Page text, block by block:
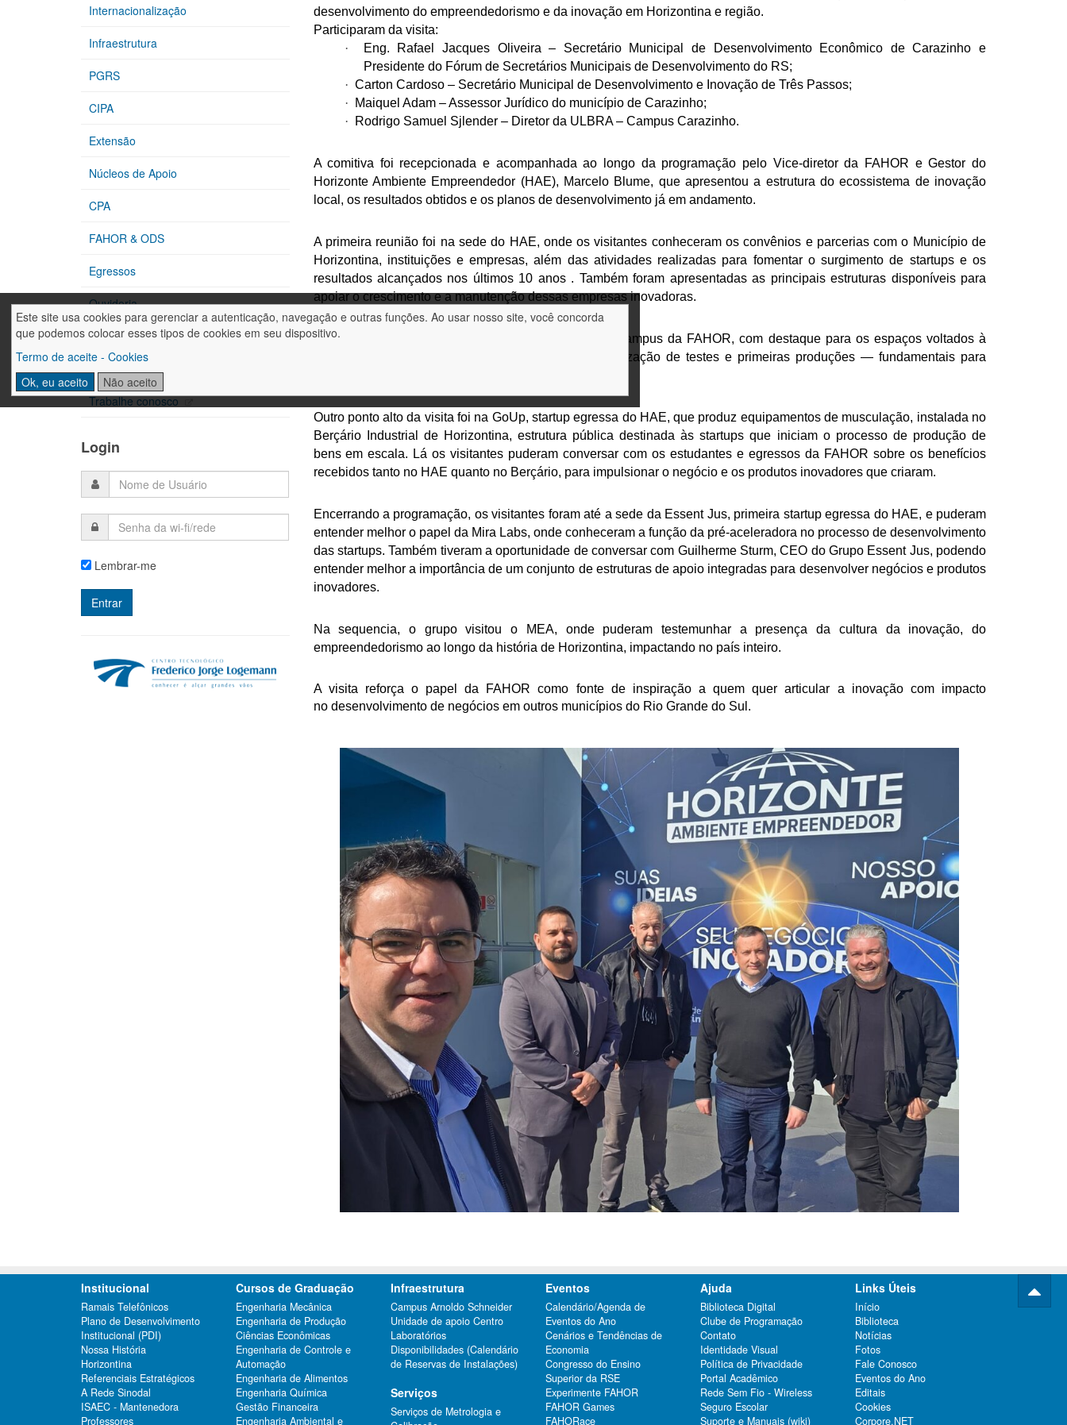
Este site usa cookies para gerenciar a autenticação, navegação e outras funções. Ao usar nosso site, você concorda
que podemos colocar esses tipos de cookies em seu dispositivo.
Termo de aceite - Cookies
Ok, eu aceito
Não aceito
desenvolvimento do empreendedorismo e da inovação em Horizontina e região.
Participaram da visita:
·
Eng. Rafael Jacques Oliveira – Secretário Municipal de Desenvolvimento Econômico de Carazinho e
Presidente do Fórum de Secretários Municipais de Desenvolvimento do RS;
· Carton Cardoso – Secretário Municipal de Desenvolvimento e Inovação de Três Passos;
·
Maiquel Adam – Assessor Jurídico do município de Carazinho;
·
Rodrigo Samuel Sjlender – Diretor da ULBRA – Campus Carazinho.
A comitiva foi recepcionada e acompanhada ao longo da programação pelo Vice-diretor da FAHOR e Gestor do
Horizonte Ambiente Empreendedor (HAE), Marcelo Blume, que apresentou a estrutura do ecossistema de inovação
local, os resultados obtidos e os planos de desenvolvimento já em andamento.
A primeira reunião foi na sede do HAE, onde os visitantes conheceram os convênios e parcerias com o Município de
Horizontina, instituições e empresas, além das atividades realizadas para fomentar o surgimento de startups e os
resultados alcançados nos últimos 10 anos . Também foram apresentadas as principais estruturas disponíveis para
apoiar o crescimento e a manutenção dessas empresas inovadoras.
Na sequência, o grupo percorreu os laboratórios do campus da FAHOR, com destaque para os espaços voltados à
prototipagem, ao desenvolvimento de MVPs e à realização de testes e primeiras produções — fundamentais para
Outro ponto alto da visita foi na GoUp, startup egressa do HAE, que produz equipamentos de musculação, instalada no
Berçário Industrial de Horizontina, estrutura pública destinada às startups que iniciam o processo de produção de
bens em escala. Lá os visitantes puderam conversar com os estudantes e egressos da FAHOR sobre os benefícios
recebidos tanto no HAE quanto no Berçário, para impulsionar o negócio e os produtos inovadores que criaram.
Encerrando a programação, os visitantes foram até a sede da Essent Jus, primeira startup egressa do HAE, e puderam
entender melhor o papel da Mira Labs, onde conheceram a função da pré-aceleradora no processo de desenvolvimento
das startups. Também tiveram a oportunidade de conversar com Guilherme Sturm, CEO do Grupo Essent Jus, podendo
entender melhor a importância de um conjunto de estruturas de apoio integradas para desenvolver negócios e produtos
inovadores.
Na sequencia, o grupo visitou o MEA, onde puderam testemunhar a presença da cultura da inovação, do
empreendedorismo ao longo da história de Horizontina, impactando no país inteiro.
A visita reforça o papel da FAHOR como fonte de inspiração a quem quer articular a inovação com impacto
no desenvolvimento de negócios em outros municípios do Rio Grande do Sul.
Internacionalização
Infraestrutura
PGRS
CIPA
Extensão
Núcleos de Apoio
CPA
FAHOR & ODS
Egressos
Ouvidoria
Nossos Eventos
Ajuda
Trabalhe conosco
Login
Lembrar-me
Institucional
Ramais Telefônicos
Plano de Desenvolvimento
Institucional (PDI)
Nossa História
Horizontina
Referenciais Estratégicos
A Rede Sinodal
ISAEC - Mantenedora
Professores
Cursos de Graduação
Engenharia Mecânica
Engenharia de Produção
Ciências Econômicas
Engenharia de Controle e
Automação
Engenharia de Alimentos
Engenharia Química
Gestão Financeira
Engenharia Ambiental e
Infraestrutura
Campus Arnoldo Schneider
Unidade de apoio Centro
Laboratórios
Disponibilidades (Calendário
de Reservas de Instalações)
Serviços
Serviços de Metrologia e
Eventos
Calendário/Agenda de
Eventos do Ano
Cenários e Tendências de
Economia
Congresso do Ensino
Superior da RSE
Experimente FAHOR
FAHOR Games
FAHORace
Ajuda
Biblioteca Digital
Clube de Programação
Contato
Identidade Visual
Política de Privacidade
Portal Acadêmico
Rede Sem Fio - Wireless
Seguro Escolar
Suporte e Manuais (wiki)
Links Úteis
Início
Biblioteca
Notícias
Fotos
Fale Conosco
Eventos do Ano
Editais
Cookies
Corpore.NET